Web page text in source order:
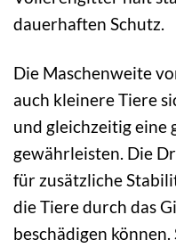
dauerhaften Schutz.
Die Maschenweite
auch kleinere Tiere
und gleichzeitig
gewährleisten. Die
für zusätzliche
die Tiere durch das
beschädigen